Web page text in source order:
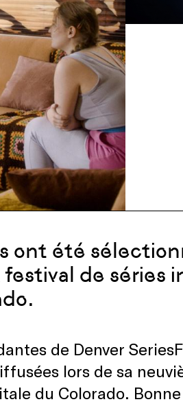
ont été
de séries
de Denver
lors de sa
du Colorado.